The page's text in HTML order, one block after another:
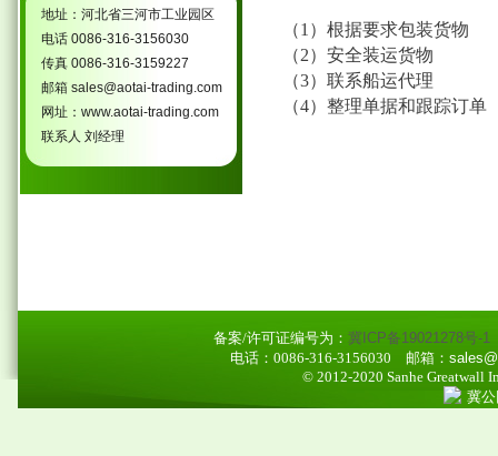
地址：河北省三河市工业园区
电话 0086-316-3156030
传真 0086-316-3159227
邮箱 sales@aotai-trading.com
网址：www.aotai-trading.com
联系人 刘经理
（1）根据要求包装货物
（2）安全装运货物
（3）联系船运代理
（4）整理单据和跟踪订单
备案/许可证编号为： 冀ICP备19021278号-1
电话：0086-316-3156030 邮箱：
© 2012-2020 Sanhe Greatwall
冀